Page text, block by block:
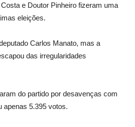
e Doutor Pinheiro fizeram uma
eleições.
Carlos Manato, mas a
das irregularidades
do partido por desavenças com
apenas 5.395 votos.